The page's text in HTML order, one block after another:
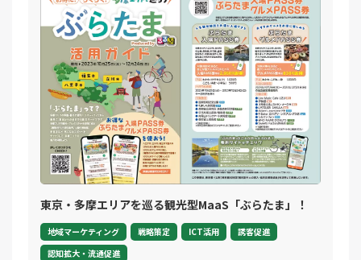
東京・多摩エリアを巡る観光型MaaS「ぶらたま」！
地域マーケティング 戦略策定 ICT活用
誘客促進
認知拡大・流通促進